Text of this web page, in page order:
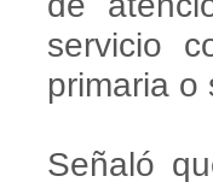
servicio
primaria o
Señaló